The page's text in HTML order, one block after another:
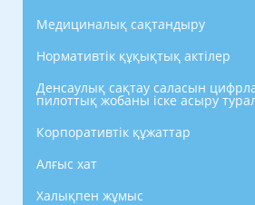
Медициналық сақтандыру
Нормативтік құқықтық актілер
Денсаулық сақтау саласын
пилоттық жобаны іске асыру
Корпоративтік құжаттар
Алғыс хат
Халықпен жұмыс